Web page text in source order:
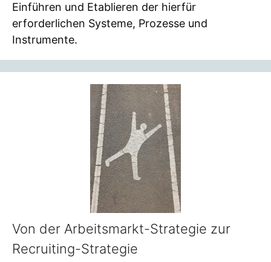
Einführen und Etablieren der hierfür
erforderlichen Systeme, Prozesse und
Instrumente.
Von der Arbeitsmarkt-Strategie zur
Recruiting-Strategie